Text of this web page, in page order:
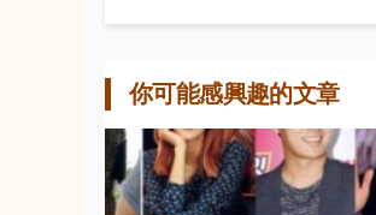
你可能感興趣的文章